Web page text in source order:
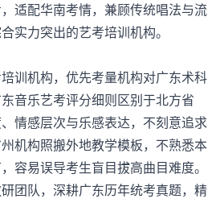
适配华南考情，兼顾传统唱法与流
实力突出的艺考培训机构。
训机构，优先考量机构对广东术科
音乐艺考评分细则区别于北方省
情感层次与乐感表达，不刻意追求
机构照搬外地教学模板，不熟悉本
容易误导考生盲目拔高曲目难度。
团队，深耕广东历年统考真题，精